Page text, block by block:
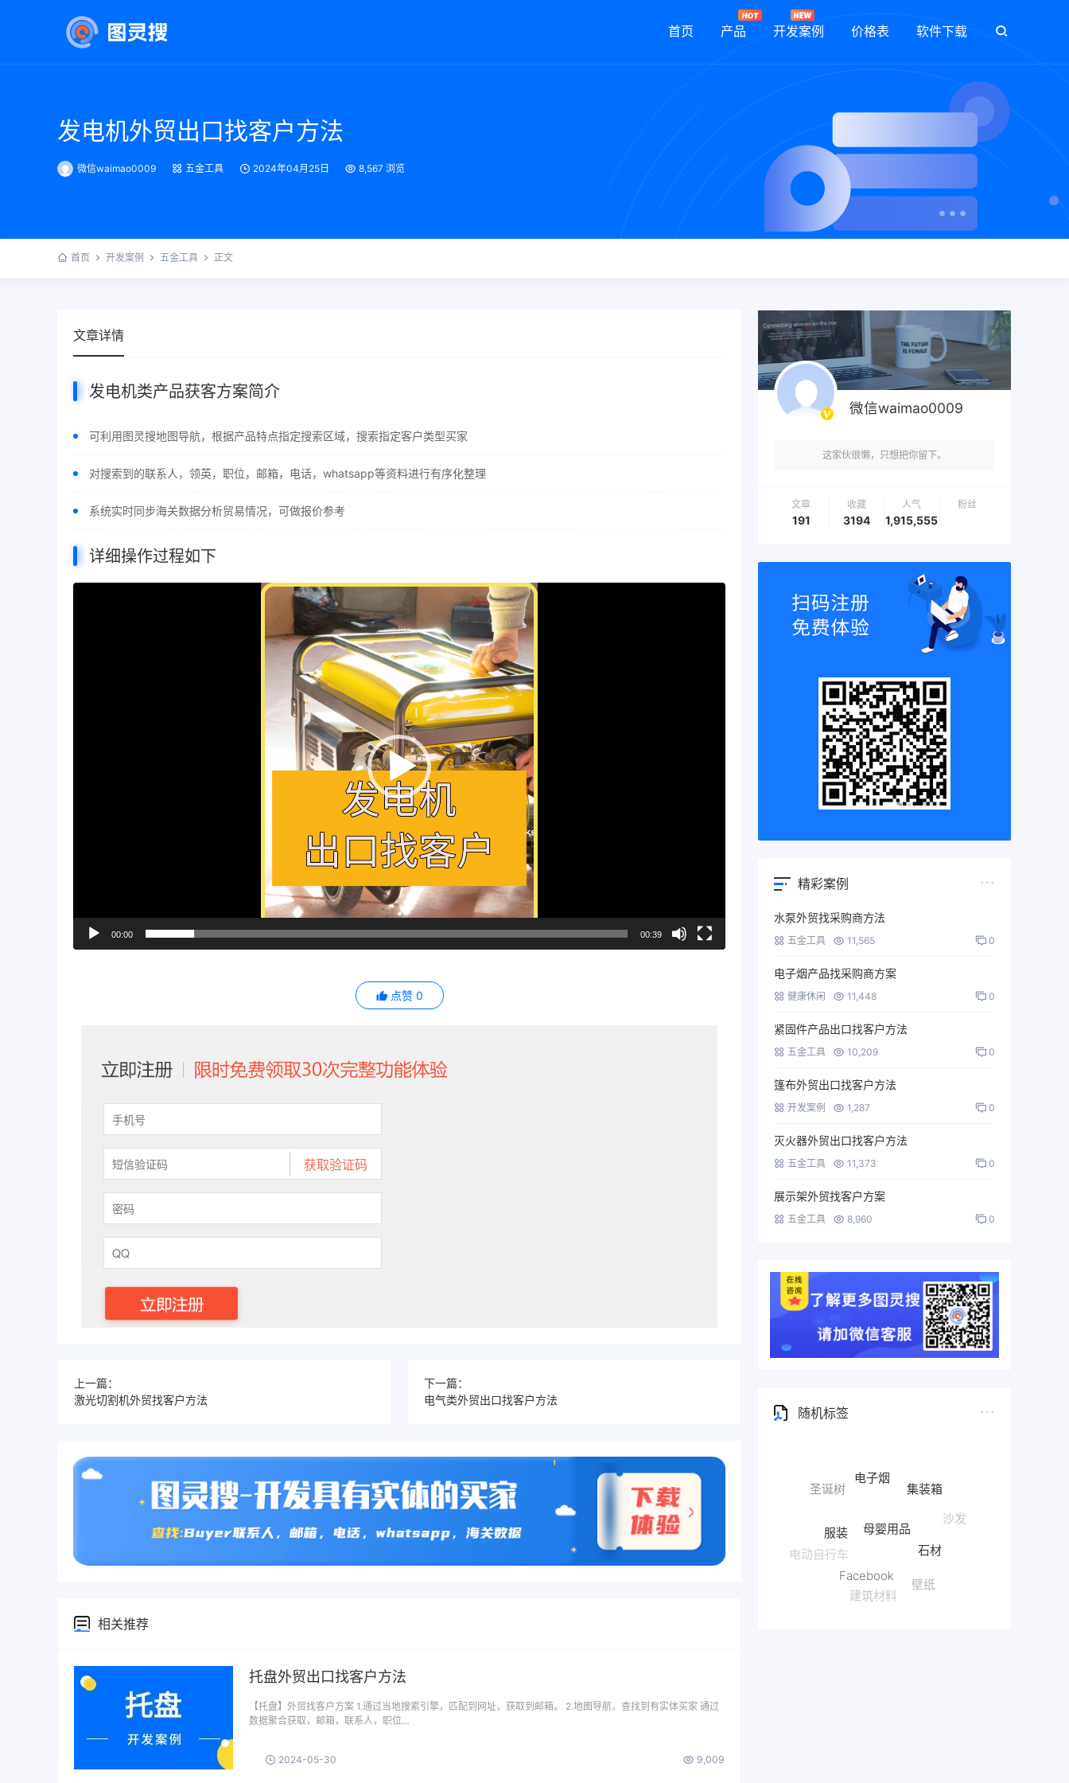
首页 产品 开发案例 价格表 软件下载
发电机外贸出口找客户方法
微信waimao0009 五金工具 2024年04月25日 8,567 浏览
首页 开发案例 五金工具 正文
文章详情
发电机类产品获客方案简介
可利用图灵搜地图导航，根据产品特点指定搜索区域，搜索指定客户类型买家
对搜索到的联系人，领英，职位，邮箱，电话，whatsapp等资料进行有序化整理
系统实时同步海关数据分析贸易情况，可做报价参考
详细操作过程如下
00:00 00:39
点赞 0
上一篇：
激光切割机外贸找客户方法
下一篇：
电气类外贸出口找客户方法
相关推荐
托盘外贸出口找客户方法
【托盘】外贸找客户方案 1.通过当地搜索引擎，匹配到网址，获取到邮箱。 2.地图导航，查找到有实体买家 通过
数据聚合获取，邮箱，联系人，职位…
2024-05-30 9,009
微信waimao0009
这家伙很懒，只想把你留下。
文章
191
收藏
3194
人气
1,915,555
粉丝
精彩案例
水泵外贸找采购商方法
五金工具 11,565 0
电子烟产品找采购商方案
健康休闲 11,448 0
紧固件产品出口找客户方法
五金工具 10,209 0
篷布外贸出口找客户方法
开发案例 1,287 0
灭火器外贸出口找客户方法
五金工具 11,373 0
展示架外贸找客户方案
五金工具 8,960 0
随机标签
沙发
红酒
电动自行车
母婴用品
建筑材料
Facebook